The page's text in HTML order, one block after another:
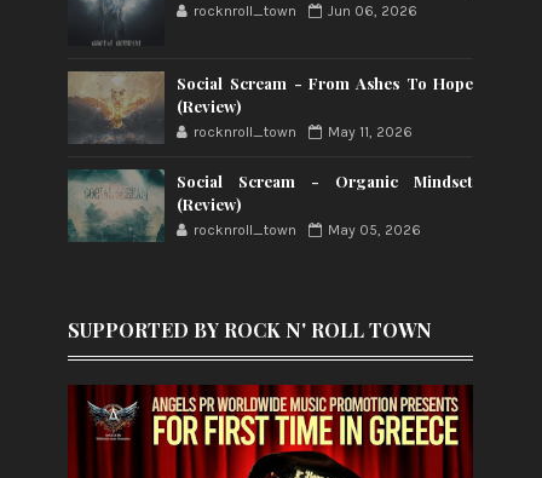
rocknroll_town Jun 06, 2026
Social Scream - From Ashes To Hope
(Review)
rocknroll_town May 11, 2026
Social Scream - Organic Mindset
(Review)
rocknroll_town May 05, 2026
SUPPORTED BY ROCK N' ROLL TOWN